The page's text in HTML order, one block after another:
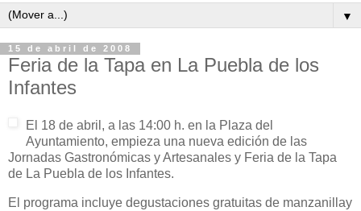
▼
15 de abril de 2008
Feria de la Tapa en La Puebla de los
Infantes
El 18 de abril, a las 14:00 h. en la Plaza del
Ayuntamiento, empieza una nueva edición de las
Jornadas Gastronómicas y Artesanales y Feria de la Tapa
de La Puebla de los Infantes.
El programa incluye degustaciones gratuitas de manzanillay